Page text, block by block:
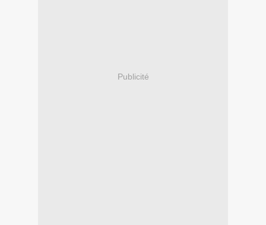
Publicité